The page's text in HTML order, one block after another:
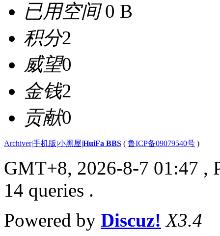
已用空间0 B
积分2
威望0
金钱2
贡献0
Archiver|手机版|小黑屋|HuiFa BBS ( 鲁ICP备09079540号 )
GMT+8, 2026-8-7 01:47 ,
14 queries .
Powered by Discuz! X3.4